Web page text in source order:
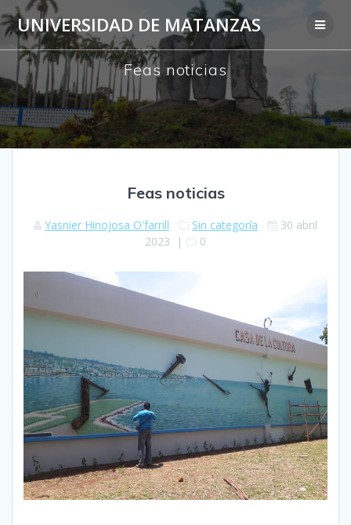
Saltar
al
contenido
UNIVERSIDAD DE MATANZAS
Feas noticias
Feas noticias
Yasnier Hinojosa O'farrill Sin categoría
30 abril
2023 | 0